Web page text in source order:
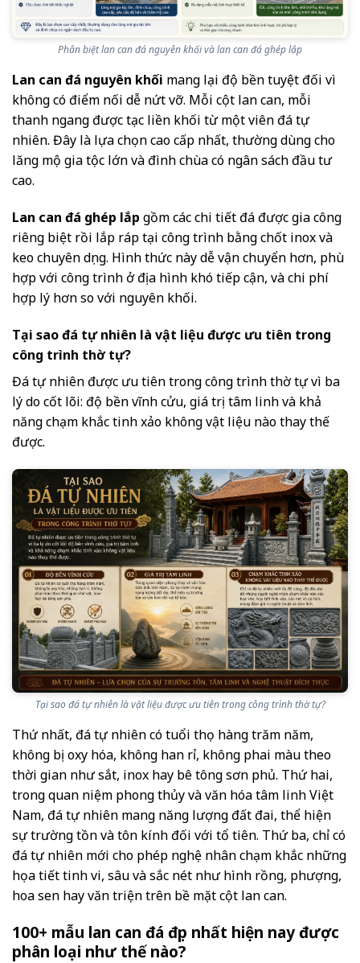
Phân biệt lan can đá nguyên khối và lan can đá ghép lắp
Lan can đá nguyên khối mang lại độ bền tuyệt đối vì
không có điểm nối dễ nứt vỡ. Mỗi cột lan can, mỗi
thanh ngang được tạc liền khối từ một viên đá tự
nhiên. Đây là lựa chọn cao cấp nhất, thường dùng cho
lăng mộ gia tộc lớn và đình chùa có ngân sách đầu tư
cao.
Lan can đá ghép lắp gồm các chi tiết đá được gia công
riêng biệt rồi lắp ráp tại công trình bằng chốt inox và
keo chuyên dụng. Hình thức này dễ vận chuyển hơn, phù
hợp với công trình ở địa hình khó tiếp cận, và chi phí
hợp lý hơn so với nguyên khối.
Tại sao đá tự nhiên là vật liệu được ưu tiên trong
công trình thờ tự?
Đá tự nhiên được ưu tiên trong công trình thờ tự vì ba
lý do cốt lõi: độ bền vĩnh cửu, giá trị tâm linh và khả
năng chạm khắc tinh xảo không vật liệu nào thay thế
được.
Tại sao đá tự nhiên là vật liệu được ưu tiên trong công trình thờ tự?
Thứ nhất, đá tự nhiên có tuổi thọ hàng trăm năm,
không bị oxy hóa, không han rỉ, không phai màu theo
thời gian như sắt, inox hay bê tông sơn phủ. Thứ hai,
trong quan niệm phong thủy và văn hóa tâm linh Việt
Nam, đá tự nhiên mang năng lượng đất đai, thể hiện
sự trường tồn và tôn kính đối với tổ tiên. Thứ ba, chỉ có
đá tự nhiên mới cho phép nghệ nhân chạm khắc những
họa tiết tinh vi, sâu và sắc nét như hình rồng, phượng,
hoa sen hay văn triện trên bề mặt cột lan can.
100+ mẫu lan can đá đẹp nhất hiện nay được
phân loại như thế nào?